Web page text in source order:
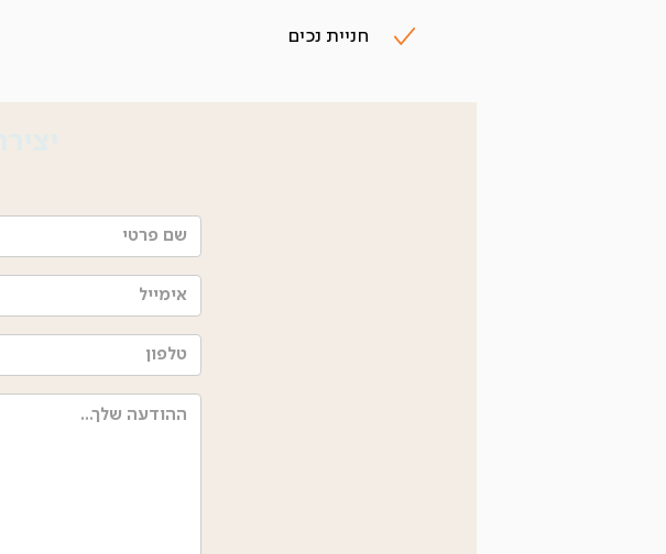
חניית נכים